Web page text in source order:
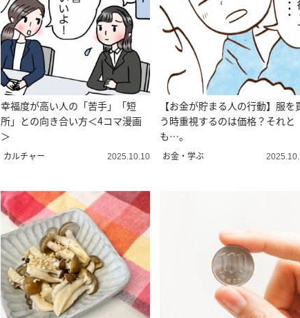
幸福度が高い人の「苦手」「短
所」との向き合い方＜4コマ漫画
＞
カルチャー 2025.10.10
【お金が貯まる人の行動】服を
う時重視するのは価格？それと
も…。
お金・学ぶ